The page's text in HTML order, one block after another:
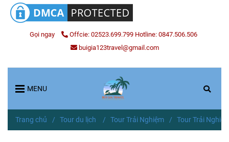
Gọi ngay
Offcie: 02523.699.799 Hotline: 0847.506.506
buigia123travel@gmail.com
MENU
Trang chủ / Tour du lịch / Tour Trải Nghiệm / Tour Trải